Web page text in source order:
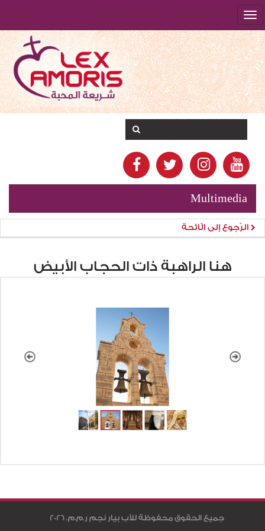
Multimedia
الرّجوع إلى الّائحة
هنا الراهبة ذات الحجاب الأبيض
جميع الحقوق محفوظة للأب بيار نجم ر.م.م. 2026